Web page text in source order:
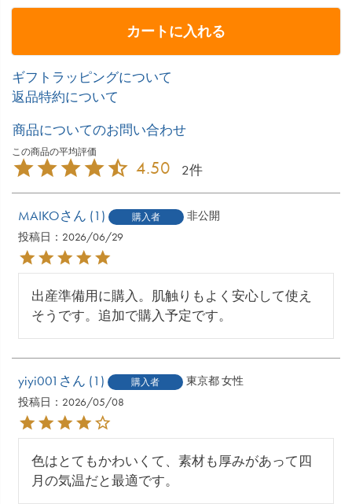
カートに入れる
ギフトラッピングについて
返品特約について
商品についてのお問い合わせ
4.50 2
MAIKO 1 購入者
非公開
投稿日
2026/06/29
出産準備用に購入。肌触りもよく安心して使え
そうです。追加で購入予定です。
yiyi001 1 購入者 東京都女性
投稿日
2026/05/08
色はとてもかわいくて、素材も厚みがあって四
月の気温だと最適です。